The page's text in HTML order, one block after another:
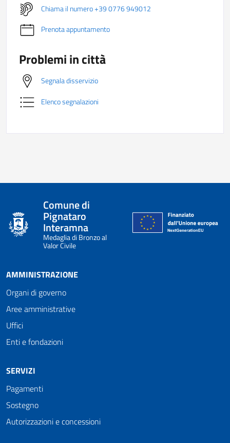
Chiama il numero +39 0776 949012
Prenota appuntamento
Problemi in città
Segnala disservizio
Elenco segnalazioni
Comune di
Pignataro
Interamna
Medaglia di Bronzo al
Valor Civile
AMMINISTRAZIONE
Organi di governo
Aree amministrative
Uffici
Enti e fondazioni
SERVIZI
Pagamenti
Sostegno
Autorizzazioni e concessioni